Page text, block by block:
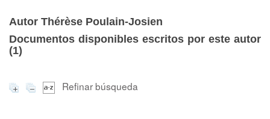
Autor Thérèse Poulain-Josien
Documentos disponibles escritos por este autor
(1)
Refinar búsqueda